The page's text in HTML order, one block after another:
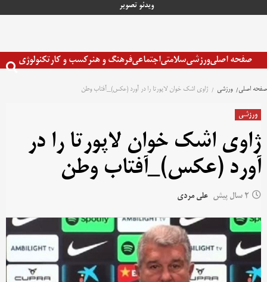
ویدئو تصویر
صفحه اصلیورزشیسلامتیاجتماعیفرهنگ و هنرکسب و کارتکنولوژی
صفحه اصلی ورزشی ژاوی اشک خوان لاپورتا را در آورد (عکس)_آفتاب وطن
ورزشی
ژاوی اشک خوان لاپورتا را در
آورد (عکس)_آفتاب وطن
2 سال پیش علی مردی